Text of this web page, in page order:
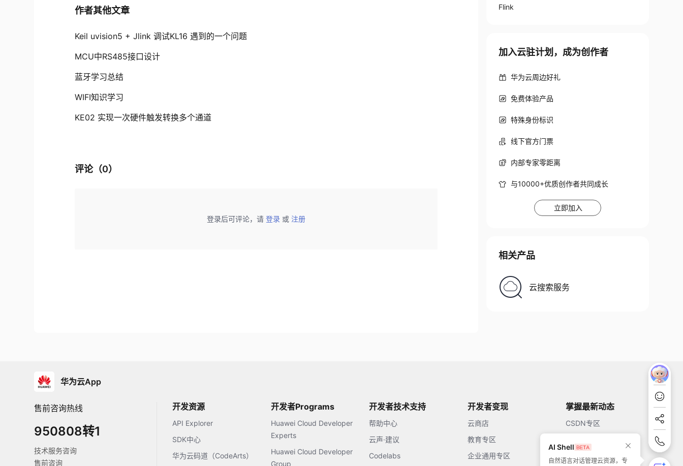
作者其他文章
Keil uvision5 + Jlink 调试KL16 遇到的一个问题
MCU中RS485接口设计
蓝牙学习总结
WIFI知识学习
KE02 实现一次硬件触发转换多个通道
评论（0）
登录后可评论，请 登录 或 注册
Flink
加入云驻计划，成为创作者
华为云周边好礼
免费体验产品
特殊身份标识
线下官方门票
内部专家零距离
与10000+优质创作者共同成长
立即加入
相关产品
云搜索服务
AI Shell
自然语言对话管理云资源，专
华为云App
售前咨询热线
950808转1
技术服务咨询
售前咨询
开发资源
API Explorer
SDK中心
华为云码道（CodeArts）
开发者Programs
Huawei Cloud Developer
Experts
Huawei Cloud Developer
Group
开发者技术支持
帮助中心
云声·建议
Codelabs
开发者变现
云商店
教育专区
企业通用专区
掌握最新动态
CSDN专区
开源中国